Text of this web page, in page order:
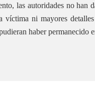
las autoridades no han
víctima ni mayores
haber permanecido